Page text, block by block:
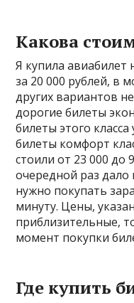
Какова
Я купила авиабилет
за 20 000 рублей, в
других вариантов
дорогие билеты
билеты этого
билеты комфорт
стоили от 23 000 до
очередной раз
нужно покупать
минуту. Цены,
приблизительные,
момент покупки
Где купить